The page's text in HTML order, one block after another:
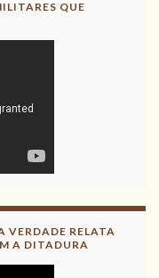
QUE
VERDADE RELATA
A DITADURA